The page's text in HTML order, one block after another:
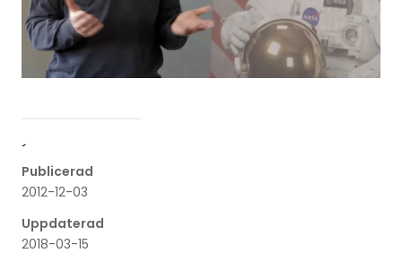
´
Publicerad
2012-12-03
Uppdaterad
2018-03-15